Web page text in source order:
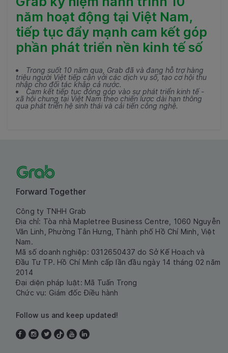
năm hoạt động tại Việt Nam,
tiếp tục đẩy mạnh cam kết góp
phần phát triển nền kinh tế số
Trong suốt 10 năm qua, Grab đã và đang hỗ trợ hàng
triệu người Việt tiếp cận với các dịch vụ số, tạo cơ hội thu
nhập cho đối tác khắp cả nước.
Cam kết tiếp tục đóng góp vào sự phát triển kinh tế -
xã hội chung tại Việt Nam theo chiến lược dài hạn thông
qua phát triển hệ sinh thái và cải tiến công nghệ.
Forward Together
Công ty TNHH Grab
Địa chỉ: Tòa nhà Mapletree Business Centre, 1060 Nguyễn
Văn Linh, Phường Tân Hưng, Thành phố Hồ Chí Minh, Việt
Nam.
Mã số doanh nghiệp: 0312650437 do Sở Kế Hoạch và
Đầu Tư TP. Hồ Chí Minh cấp lần đầu ngày 14 tháng 02 năm
2014
Đại diện pháp luật: Mã Tuấn Trọng
Chức vụ: Giám đốc Điều hành
Follow us and keep updated!